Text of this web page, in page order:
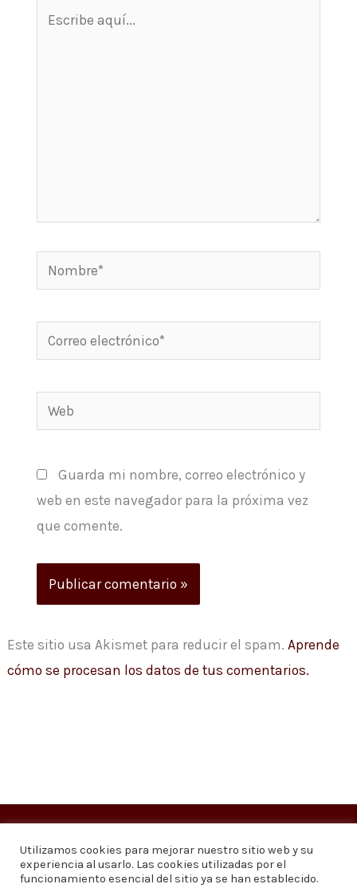
Nombre*
Correo
electrónico*
Web
Guarda mi nombre, correo electrónico y
web en este navegador para la próxima vez
que comente.
Este sitio usa Akismet para reducir el spam.Aprende
cómo se procesan los datos de tus comentarios.
Copyright © 2026Visión 20/20 Noticias
Visión 20/20 Noticias - Edición 1.095
Utilizamos cookies para mejorar nuestro sitio web y su
experiencia al usarlo. Las cookies utilizadas por el
funcionamiento esencial del sitio ya se han establecido.